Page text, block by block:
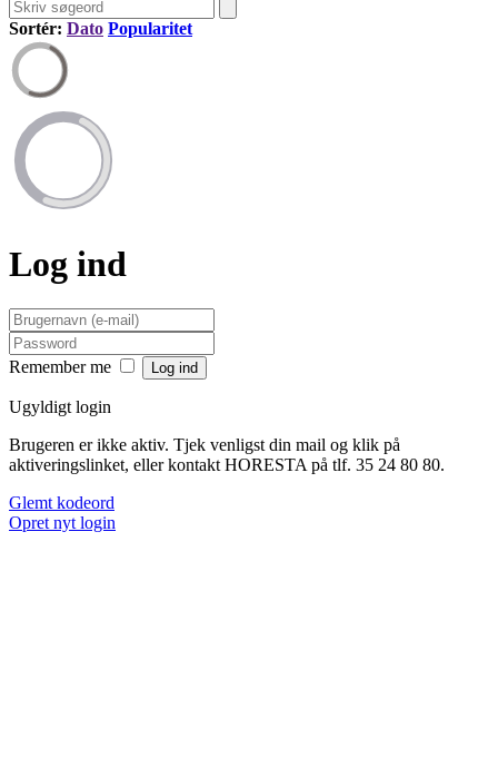
Sortér: Dato Popularitet
Log ind
Remember me
Ugyldigt login
Brugeren er ikke aktiv. Tjek venligst din mail og klik på
aktiveringslinket, eller kontakt HORESTA på tlf. 35 24 80 80.
Glemt kodeord
Opret nyt login